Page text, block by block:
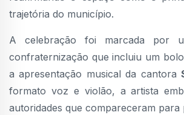
trajetória do município.
A celebração foi marcada por
confraternização que incluiu um
a apresentação musical da cantora
formato voz e violão, a artista
autoridades que compareceram para